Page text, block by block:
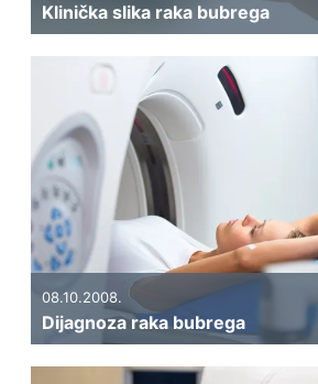
Klinička slika raka bubrega
08.10.2008.
Dijagnoza raka bubrega